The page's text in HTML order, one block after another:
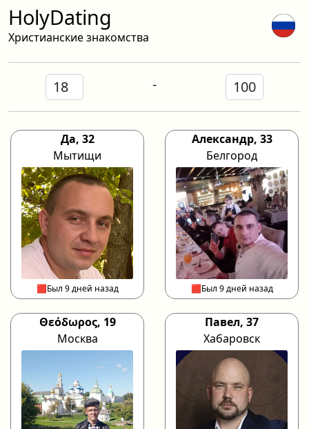
HolyDating
Христианские знакомства
-
Да, 32
Мытищи
🟥Был 9 дней назад
Александр, 33
Белгород
🟥Был 9 дней назад
Θεόδωρος, 19
Москва
Павел, 37
Хабаровск